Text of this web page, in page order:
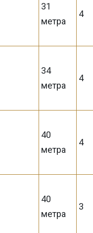
31
метра
4
34
метра
4
40
метра
4
40
метра
3